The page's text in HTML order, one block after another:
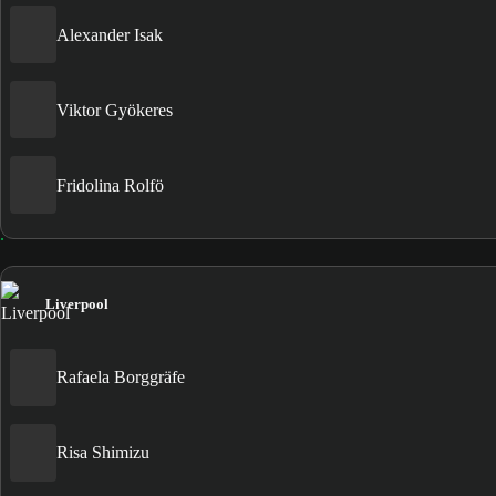
Alexander Isak
Viktor Gyökeres
Fridolina Rolfö
Liverpool
Rafaela Borggräfe
Risa Shimizu